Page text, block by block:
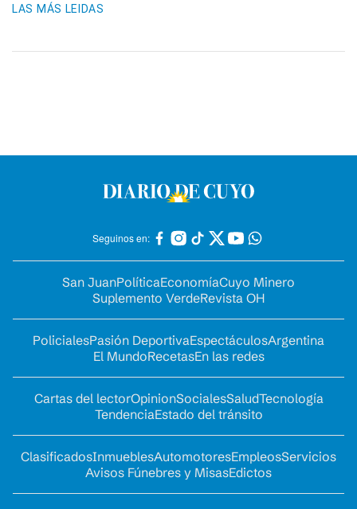
LAS MÁS LEIDAS
Seguinos en:
San JuanPolíticaEconomíaCuyo Minero
Suplemento VerdeRevista OH
PolicialesPasión DeportivaEspectáculosArgentina
El MundoRecetasEn las redes
Cartas del lectorOpinionSocialesSaludTecnología
TendenciaEstado del tránsito
ClasificadosInmueblesAutomotoresEmpleosServicios
Avisos Fúnebres y MisasEdictos